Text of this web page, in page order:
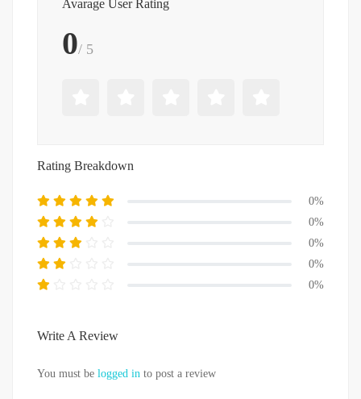
Avarage User Rating
0/ 5
Rating Breakdown
0%
0%
0%
0%
0%
Write A Review
You must be logged in to post a review